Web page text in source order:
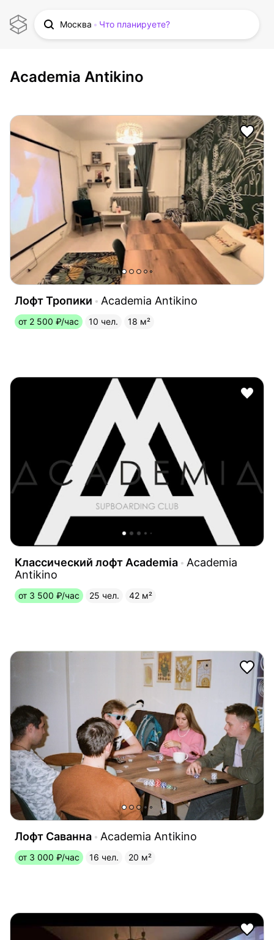
Москва Что планируете?
Academia Antikino
Лофт Тропики Academia Antikino
от 2 500 ₽/час 10 чел. 18 м²
Классический лофт Academia
Academia
Antikino
от 3 500 ₽/час 25 чел. 42 м²
Лофт Саванна Academia Antikino
от 3 000 ₽/час 16 чел. 20 м²